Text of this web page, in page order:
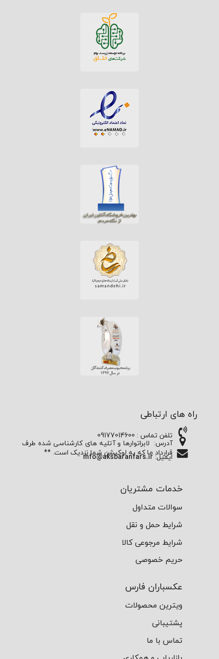
راه های ارتباطی
تلفن تماس : 09177014600
آدرس: لابراتوارها و آتلیه های کارشناسی شده طرف
قرارداد ما که به لوکیشن شما نزدیک است. **
ایمیل: info@aksbaranfars.ir
خدمات مشتریان
سوالات متداول
شرایط حمل و نقل
شرایط مرجوعی کالا
حریم خصوصی
عکسباران فارس
ویترین محصولات
پشتیبانی
تماس با ما